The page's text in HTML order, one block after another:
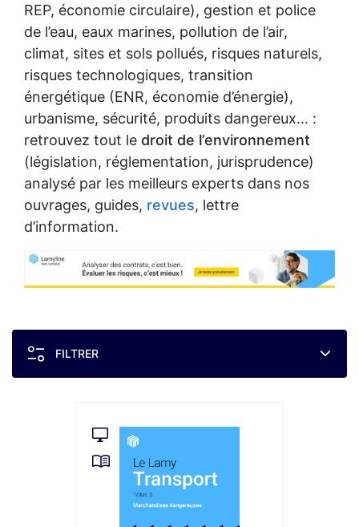
REP, économie circulaire), gestion et police
de l’eau, eaux marines, pollution de l’air,
climat, sites et sols pollués, risques naturels,
risques technologiques, transition
énergétique (ENR, économie d’énergie),
urbanisme, sécurité, produits dangereux… :
retrouvez tout le droit de l’environnement
(législation, réglementation, jurisprudence)
analysé par les meilleurs experts dans nos
ouvrages, guides, revues, lettre
d’information.
FILTRER